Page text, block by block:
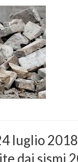
luglio
dai sismi